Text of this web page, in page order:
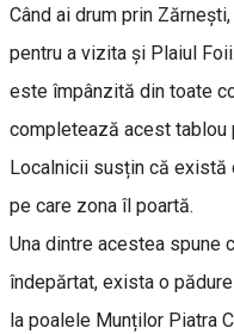
Când ai drum prin
pentru a vizita și Plaiul
este împânzită din toate
completează acest tablou
Localnicii susțin că există
pe care zona îl poartă.
Una dintre acestea spune
îndepărtat, exista o
la poalele Munților Piatra